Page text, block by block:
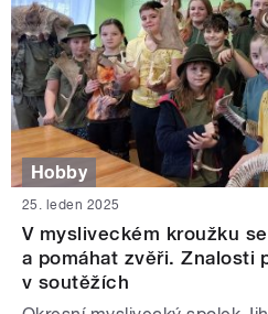
Hobby
25. leden 2025
V mysliveckém kroužku
a pomáhat zvěři. Znalosti
v soutěžích